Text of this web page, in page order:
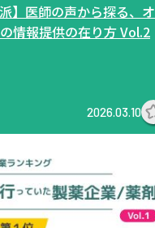
】医師の声から探る、オ
情報提供の在り方 Vol.2
2026.03.10